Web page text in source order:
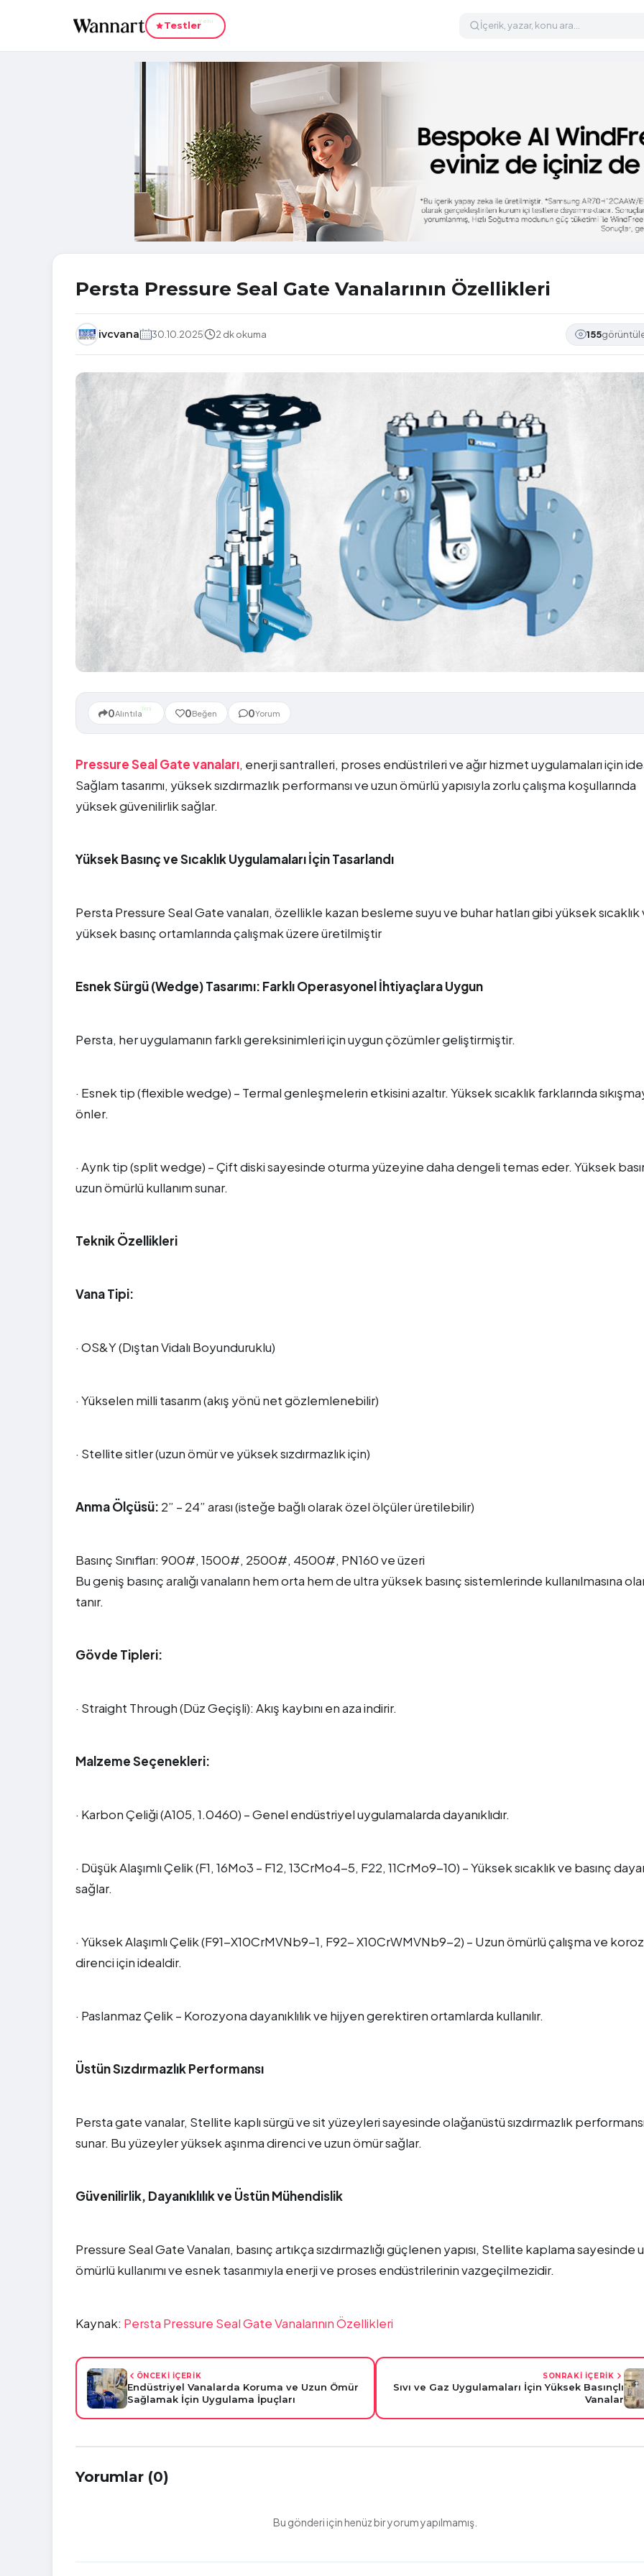
TestlerYeni
Persta Pressure Seal Gate Vanalarının Özellikleri
ivcvana 30.10.2025 2 dk okuma 155
0AlıntılaYeni 0Beğen 0Yorum
Pressure Seal Gate vanaları, enerji santralleri, proses endüstrileri ve ağır hizmet uygulamaları için
Sağlam tasarımı, yüksek sızdırmazlık performansı ve uzun ömürlü yapısıyla zorlu çalışma koşullarında
yüksek güvenilirlik sağlar.
Yüksek Basınç ve Sıcaklık Uygulamaları İçin Tasarlandı
Persta Pressure Seal Gate vanaları, özellikle kazan besleme suyu ve buhar hatları gibi yüksek sıcaklık
yüksek basınç ortamlarında çalışmak üzere üretilmiştir
Esnek Sürgü (Wedge) Tasarımı: Farklı Operasyonel İhtiyaçlara Uygun
Persta, her uygulamanın farklı gereksinimleri için uygun çözümler geliştirmiştir.
· Esnek tip (flexible wedge) – Termal genleşmelerin etkisini azaltır. Yüksek sıcaklık farklarında
önler.
· Ayrık tip (split wedge) – Çift diski sayesinde oturma yüzeyine daha dengeli temas eder. Yüksek
uzun ömürlü kullanım sunar.
Teknik Özellikleri
Vana Tipi:
· OS&Y (Dıştan Vidalı Boyunduruklu)
· Yükselen milli tasarım (akış yönü net gözlemlenebilir)
· Stellite sitler (uzun ömür ve yüksek sızdırmazlık için)
Anma Ölçüsü: 2” – 24” arası (isteğe bağlı olarak özel ölçüler üretilebilir)
Basınç Sınıfları: 900#, 1500#, 2500#, 4500#, PN160 ve üzeri
Bu geniş basınç aralığı vanaların hem orta hem de ultra yüksek basınç sistemlerinde kullanılmasına
tanır.
Gövde Tipleri:
· Straight Through (Düz Geçişli): Akış kaybını en aza indirir.
Malzeme Seçenekleri:
· Karbon Çeliği (A105, 1.0460) – Genel endüstriyel uygulamalarda dayanıklıdır.
· Düşük Alaşımlı Çelik (F1, 16Mo3 – F12, 13CrMo4-5, F22, 11CrMo9-10) – Yüksek sıcaklık ve basınç
sağlar.
· Yüksek Alaşımlı Çelik (F91-X10CrMVNb9-1, F92- X10CrWMVNb9-2) – Uzun ömürlü çalışma ve
direnci için idealdir.
· Paslanmaz Çelik – Korozyona dayanıklılık ve hijyen gerektiren ortamlarda kullanılır.
Üstün Sızdırmazlık Performansı
Persta gate vanalar, Stellite kaplı sürgü ve sit yüzeyleri sayesinde olağanüstü sızdırmazlık
sunar. Bu yüzeyler yüksek aşınma direnci ve uzun ömür sağlar.
Güvenilirlik, Dayanıklılık ve Üstün Mühendislik
Pressure Seal Gate Vanaları, basınç artıkça sızdırmazlığı güçlenen yapısı, Stellite kaplama sayesinde
ömürlü kullanımı ve esnek tasarımıyla enerji ve proses endüstrilerinin vazgeçilmezidir.
Kaynak: Persta Pressure Seal Gate Vanalarının Özellikleri
ÖNCEKİ İÇERİK
Endüstriyel Vanalarda Koruma ve Uzun Ömür
Sağlamak İçin Uygulama İpuçları
SONRAKİ İÇERİK
Sıvı ve Gaz Uygulamaları İçin Yüksek Basınçlı
Vanalar
Yorumlar (0)
Bu gönderi için henüz bir yorum yapılmamış.